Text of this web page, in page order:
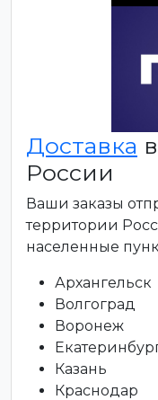
Доставка
России
Ваши заказы
территории
населенные
Архангельск
Волгоград
Воронеж
Казань
Краснодар